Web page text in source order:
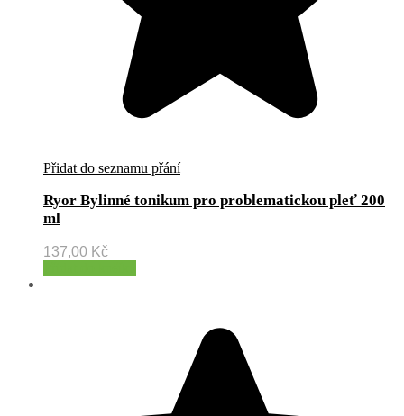
Přidat do seznamu přání
Ryor Bylinné tonikum pro problematickou pleť 200
ml
137,00 Kč